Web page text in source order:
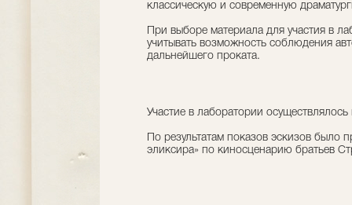
классическую и современную
При выборе материала для участия в
учитывать возможность соблюдения
дальнейшего проката.
Участие в лаборатории
По результатам показов эскизов
эликсира» по киносценарию братьев